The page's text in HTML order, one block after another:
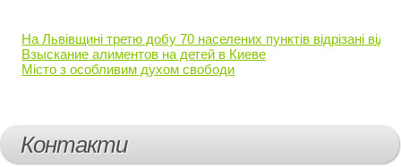
На Львівщині третю добу 70 населених пунктів відрізані від
Взыскание алиментов на детей в Киеве
Місто з особливим духом свободи
Контакти